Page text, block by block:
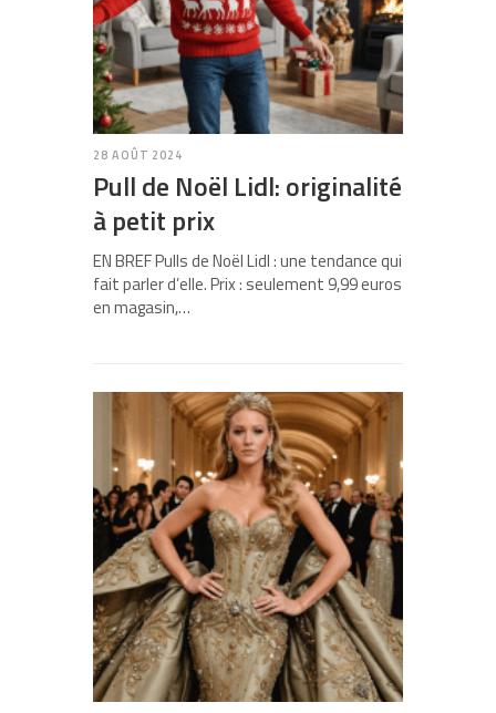
28 AOÛT 2024
Pull de Noël Lidl: originalité
à petit prix
EN BREF Pulls de Noël Lidl : une tendance qui
fait parler d’elle. Prix : seulement 9,99 euros
en magasin,…